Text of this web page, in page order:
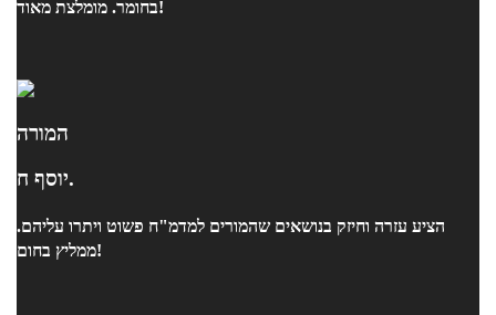
בחומר. מומלצת מאוד!
המורה
יוסף ח.
הציע עזרה וחיזק בנושאים שהמורים למדמ"ח פשוט ויתרו עליהם.
ממליץ בחום!